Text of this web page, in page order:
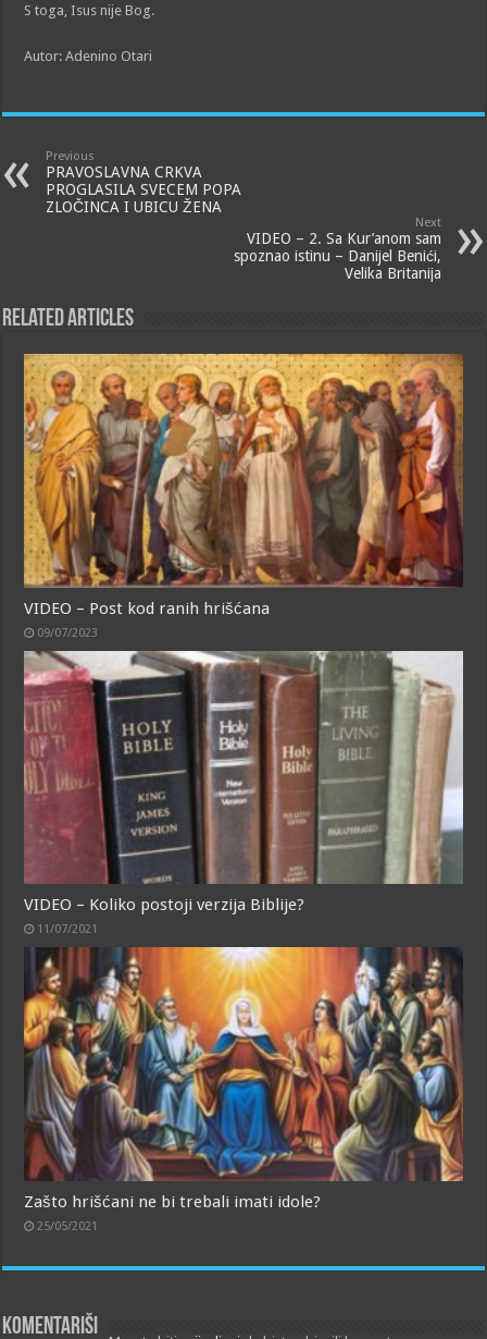
S toga, Isus nije Bog.
Autor: Adenino Otari
Previous
PRAVOSLAVNA CRKVA
PROGLASILA SVECEM POPA
ZLOČINCA I UBICU ŽENA
Next
VIDEO – 2. Sa Kur’anom sam
spoznao istinu – Danijel Benići,
Velika Britanija
Related Articles
VIDEO – Post kod ranih hrišćana
09/07/2023
VIDEO – Koliko postoji verzija Biblije?
11/07/2021
Zašto hrišćani ne bi trebali imati idole?
25/05/2021
Komentariši